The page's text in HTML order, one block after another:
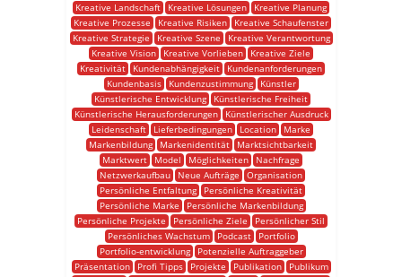
Kreative Landschaft
Kreative Lösungen
Kreative Planung
Kreative Prozesse
Kreative Risiken
Kreative Schaufenster
Kreative Strategie
Kreative Szene
Kreative Verantwortung
Kreative Vision
Kreative Vorlieben
Kreative Ziele
Kreativität
Kundenabhängigkeit
Kundenanforderungen
Kundenbasis
Kundenzustimmung
Künstler
Künstlerische Entwicklung
Künstlerische Freiheit
Künstlerische Herausforderungen
Künstlerischer Ausdruck
Leidenschaft
Lieferbedingungen Location
Marke
Markenbildung
Markenidentität
Marktsichtbarkeit
Marktwert
Model Möglichkeiten
Nachfrage
Netzwerkaufbau
Neue Aufträge
Organisation
Persönliche Entfaltung
Persönliche Kreativität
Persönliche Marke
Persönliche Markenbildung
Persönliche Projekte
Persönliche Ziele
Persönlicher Stil
Persönliches Wachstum
Podcast
Portfolio
Portfolio-entwicklung
Potenzielle Auftraggeber
Präsentation
Profi Tipps Projekte Publikation
Publikum